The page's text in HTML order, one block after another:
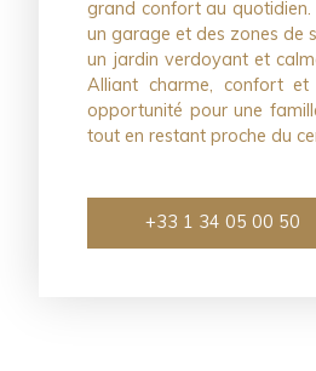
grand confort au
un garage et des zones de
un jardin verdoyant et
Alliant charme, confort et
opportunité pour une
tout en restant proche du
+33 1 34 05 00 50